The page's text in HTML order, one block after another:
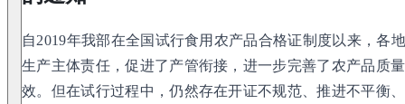
自2019年我部在全国试行食用农产品合格证制度以来，各
生产主体责任，促进了产管衔接，进一步完善了农产品质
效。但在试行过程中，仍然存在开证不规范、推进不平衡